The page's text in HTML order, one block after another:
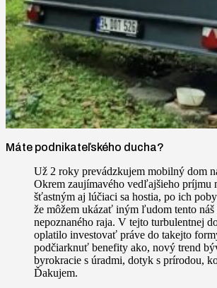
Máte podnikateľského ducha?
Už 2 roky prevádzkujem mobilný dom
Okrem zaujímavého vedľajšieho príjmu
šťastným aj lúčiaci sa hostia, po ich
že môžem ukázať iným ľudom tento náš
nepoznaného raja. V tejto turbulentnej
oplatilo investovať práve do takejto
podčiarknuť benefity ako, nový trend
byrokracie s úradmi, dotyk s prírodou,
Ďakujem.